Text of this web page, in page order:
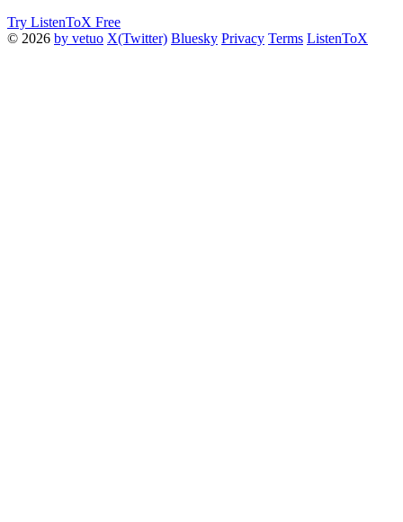
Try ListenToX Free
© 2026 by vetuo X(Twitter) Bluesky Privacy Terms ListenToX